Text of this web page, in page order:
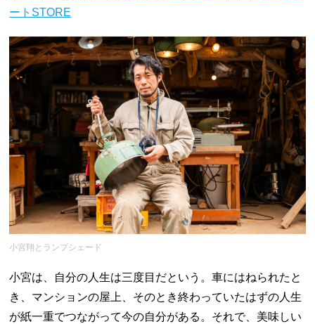
ートSTORE
小宮翔とランプシェード
小宮は、自分の人生は三度目だという。車にはねられたと
き、マンションの屋上、そのとき終わっていたはずの人生
が紙一重でつながって今の自分がある。それで、美味しい